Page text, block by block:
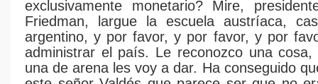
exclusivamente monetario? Mire,
Friedman, largue la escuela austríaca,
argentino, y por favor, y por favor, y por
administrar el país. Le reconozco una
una de arena les voy a dar. Ha conseguido